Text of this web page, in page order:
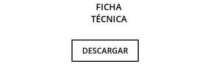
FICHA
TÉCNICA
DESCARGAR